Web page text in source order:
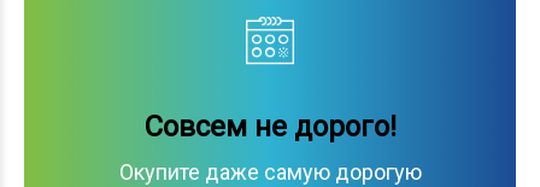
Совсем не дорого!
Окупите даже самую дорогую